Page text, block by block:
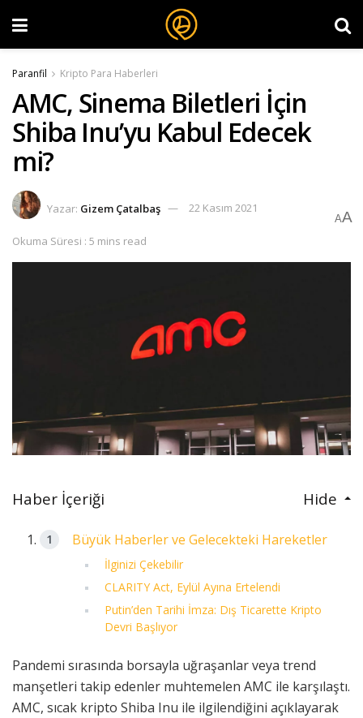
Paranfil Kripto Para Haberleri
AMC, Sinema Biletleri İçin
Shiba Inu’yu Kabul Edecek
mi?
Yazar: Gizem Çatalbaş 22 Kasım 2021
Okuma Süresi : 5 mins read
AA
Haber İçeriği Hide
Büyük Haberler ve Gelecekteki Hareketler
İlginizi Çekebilir
CLARITY Act, Eylül Ayına Ertelendi
Putin’den Tarihi İmza: Dış Ticarette Kripto
Devri Başlıyor
Pandemi sırasında borsayla uğraşanlar veya trend
manşetleri takip edenler muhtemelen AMC ile karşılaştı.
AMC, sıcak kripto Shiba Inu ile ilgilendiğini açıklayarak